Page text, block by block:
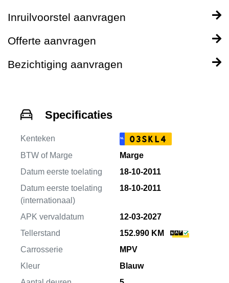
Inruilvoorstel aanvragen
Offerte aanvragen
Bezichtiging aanvragen
Specificaties
Kenteken NL 03SKL4
BTW of Marge
Marge
Datum eerste toelating
18-10-2011
Datum eerste toelating
(internationaal)
18-10-2011
APK vervaldatum
12-03-2027
Tellerstand
152.990 KM
Carrosserie
MPV
Kleur
Blauw